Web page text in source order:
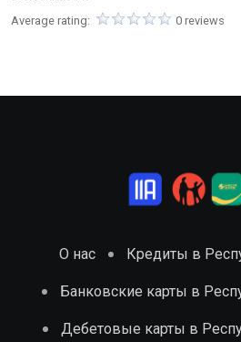
Average rating:
0 reviews
О нас Кредиты в
Банковские карты в
Дебетовые карты в